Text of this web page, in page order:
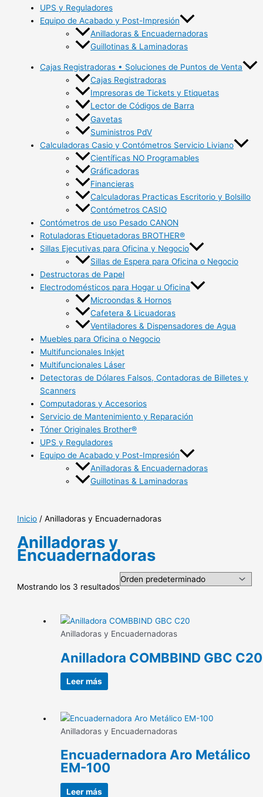
UPS y Reguladores
Equipo de Acabado y Post-Impresión
Anilladoras & Encuadernadoras
Guillotinas & Laminadoras
Cajas Registradoras • Soluciones de Puntos de Venta
Cajas Registradoras
Impresoras de Tickets y Etiquetas
Lector de Códigos de Barra
Gavetas
Suministros PdV
Calculadoras Casio y Contómetros Servicio Liviano
Científicas NO Programables
Gráficadoras
Financieras
Calculadoras Practicas Escritorio y Bolsillo
Contómetros CASIO
Contómetros de uso Pesado CANON
Rotuladoras Etiquetadoras BROTHER®
Sillas Ejecutivas para Oficina y Negocio
Sillas de Espera para Oficina o Negocio
Destructoras de Papel
Electrodomésticos para Hogar u Oficina
Microondas & Hornos
Cafetera & Licuadoras
Ventiladores & Dispensadores de Agua
Muebles para Oficina o Negocio
Multifuncionales Inkjet
Multifuncionales Láser
Detectoras de Dólares Falsos, Contadoras de Billetes y
Scanners
Computadoras y Accesorios
Servicio de Mantenimiento y Reparación
Tóner Originales Brother®
UPS y Reguladores
Equipo de Acabado y Post-Impresión
Anilladoras & Encuadernadoras
Guillotinas & Laminadoras
Inicio / Anilladoras y Encuadernadoras
Anilladoras y
Encuadernadoras
Mostrando los 3 resultados
Anilladoras y Encuadernadoras
Anilladora COMBBIND GBC C20
Leer más
Anilladoras y Encuadernadoras
Encuadernadora Aro Metálico
EM-100
Leer más